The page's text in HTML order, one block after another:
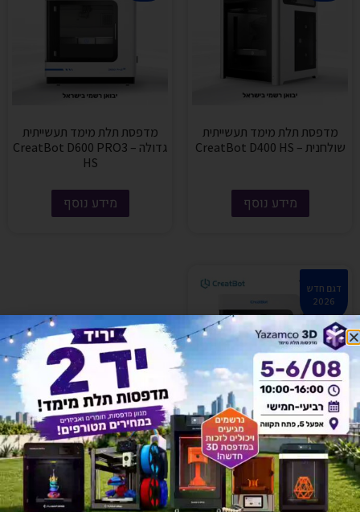
מדפסת תלת מימד תעשייתית
שולחנית – CreatBot D400 HS
מידע נוסף
מדפסת תלת מימד תעשייתית
גדולה – CreatBot D600 PRO3
HS
מידע נוסף
דגם חדש
2026
מדפסת תלת מימד תעשייתית
ענקית – CreatBot D1000 PRO
HS